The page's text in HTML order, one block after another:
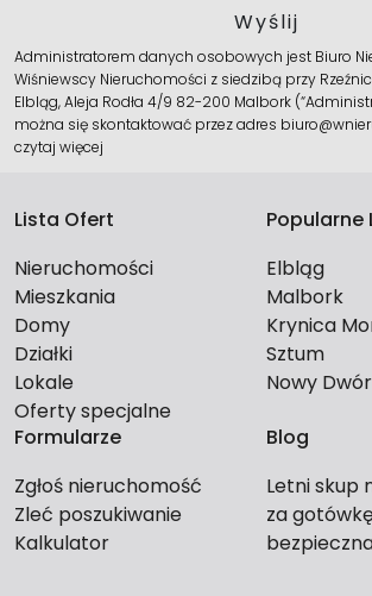
Administratorem danych osobowych jest Biuro
Wiśniewscy Nieruchomości z siedzibą przy
Elbląg, Aleja Rodła 4/9 82-200 Malbork
można się skontaktować przez adres
czytaj więcej
Lista Ofert
Nieruchomości
Mieszkania
Domy
Działki
Lokale
Oferty specjalne
Popularne
Elbląg
Malbork
Krynica
Sztum
Nowy
Formularze
Zgłoś nieruchomość
Zleć poszukiwanie
Kalkulator
Blog
Letni skup
za